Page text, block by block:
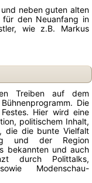
neben guten alten
für den Neuanfang in
wie z.B. Markus
Treiben auf dem
Die
Hier wird eine
politischem Inhalt,
die die bunte Vielfalt
und der Region
bekannten und auch
durch Polittalks,
Modenschau-